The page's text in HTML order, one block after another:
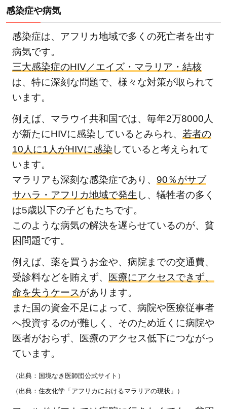
リ
の
子
ど
も
た
ち
支
援
し
て
い
る
す
す
め
寄
付
先
団
体5
つ
を
紹
感染症や病気
感染症は、アフリカ地域で多くの死亡者を出す
病気です。
三大感染症のHIV／エイズ・マラリア・結核
は、特に深刻な問題で、様々な対策が取られて
います。
例えば、マラウイ共和国では、毎年2万8000人
が新たにHIVに感染しているとみられ、 若者の
10人に1人がHIVに感染 していると考えられて
います。
マラリアも深刻な感染症であり、 90％がサブ
サハラ・アフリカ地域で発生 し、犠牲者の多く
は5歳以下の子どもたちです。
このような病気の解決を遅らせているのが、貧
困問題です。
例えば、薬を買うお金や、病院までの交通費、
受診料などを賄えず、
医療にアクセスできず、
命を失うケースがあります。
また国の資金不足によって、病院や医療従事者
へ投資するのが難しく、そのため近くに病院や
医者がおらず、医療のアクセス低下につながっ
ています。
（出典：国境なき医師団公式サイト）
（出典：住友化学「アフリカにおけるマラリアの現状」）